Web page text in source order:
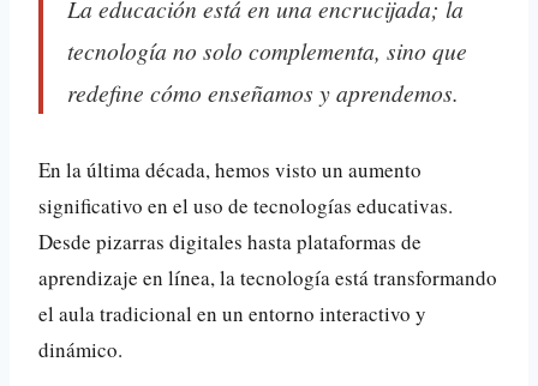
La educación está en una encrucijada; la
tecnología no solo complementa, sino que
redefine cómo enseñamos y aprendemos.
En la última década, hemos visto un aumento
significativo en el uso de tecnologías educativas.
Desde pizarras digitales hasta plataformas de
aprendizaje en línea, la tecnología está transformando
el aula tradicional en un entorno interactivo y
dinámico.